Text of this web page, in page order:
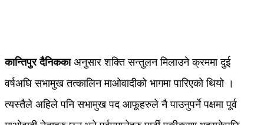
कान्तिपुर दैनिककाअनुसार शक्ति सन्तुलन मिलाउने क्रममा दुई
वर्षअघि सभामुख तत्कालिन माओवादीको भागमा पारिएको थियो ।
त्यस्तैले अहिले पनि सभामुख पद आफूहरुले नै पाउनुपर्ने पक्षमा पूर्व